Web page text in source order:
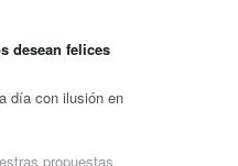
desean felices
día con ilusión en